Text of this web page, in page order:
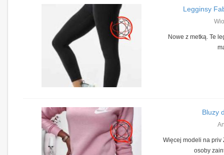
Legginsy
Nowe z metką. Te
Bluzy
Więcej modeli na priv
osoby